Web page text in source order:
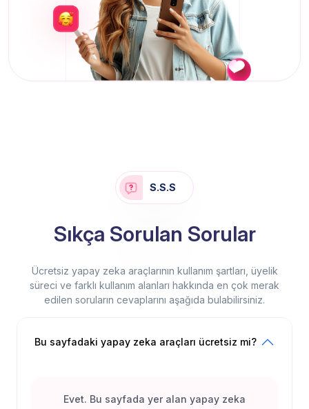
S.S.S
Sıkça Sorulan Sorular
Ücretsiz yapay zeka araçlarının kullanım şartları, üyelik
süreci ve farklı kullanım alanları hakkında en çok merak
edilen soruların cevaplarını aşağıda bulabilirsiniz.
Bu sayfadaki yapay zeka araçları ücretsiz mi?
Evet. Bu sayfada yer alan yapay zeka